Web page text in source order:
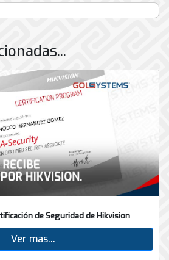
de Seguridad de Hikvision
Ver mas...